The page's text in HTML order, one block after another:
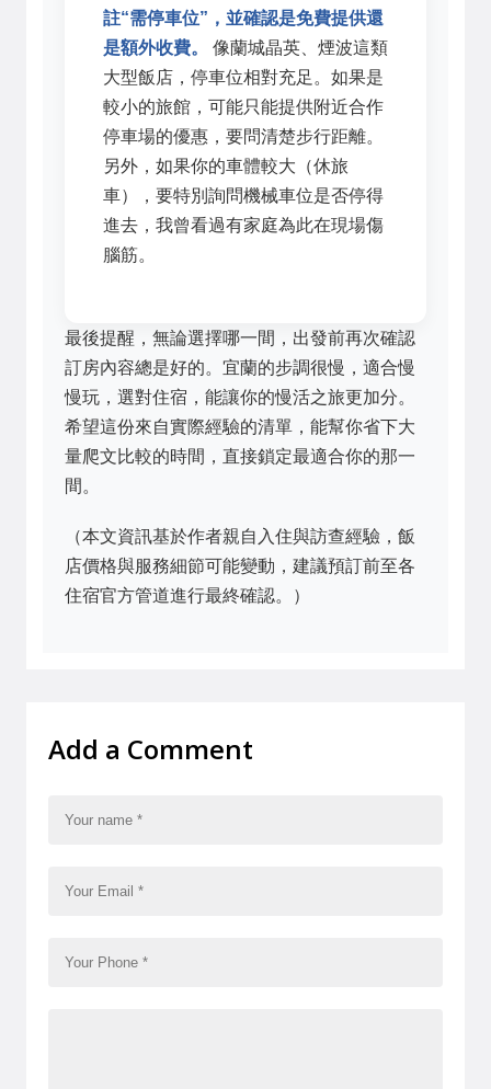
註“需停車位”，並確認是免費提供還
是額外收費。
像蘭城晶英、煙波這類
大型飯店，停車位相對充足。如果是
較小的旅館，可能只能提供附近合作
停車場的優惠，要問清楚步行距離。
另外，如果你的車體較大（休旅
車），要特別詢問機械車位是否停得
進去，我曾看過有家庭為此在現場傷
腦筋。
最後提醒，無論選擇哪一間，出發前再次確認
訂房內容總是好的。宜蘭的步調很慢，適合慢
慢玩，選對住宿，能讓你的慢活之旅更加分。
希望這份來自實際經驗的清單，能幫你省下大
量爬文比較的時間，直接鎖定最適合你的那一
間。
（本文資訊基於作者親自入住與訪查經驗，飯
店價格與服務細節可能變動，建議預訂前至各
住宿官方管道進行最終確認。）
Add a Comment